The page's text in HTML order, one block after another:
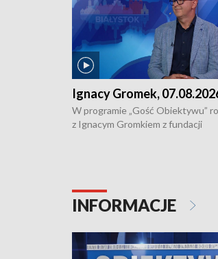
Ignacy Gromek,
W programie „Gość Obiektywu”
z Ignacym Gromkiem z fundacji
INFORMACJE